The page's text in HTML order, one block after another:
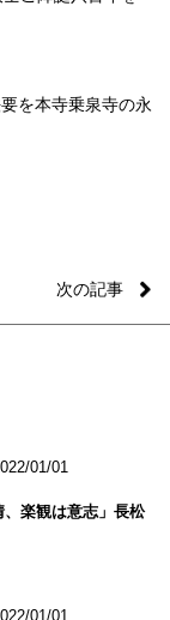
を本寺乗泉寺の永
次の記事
01/01
楽観は意志」長松
01/01